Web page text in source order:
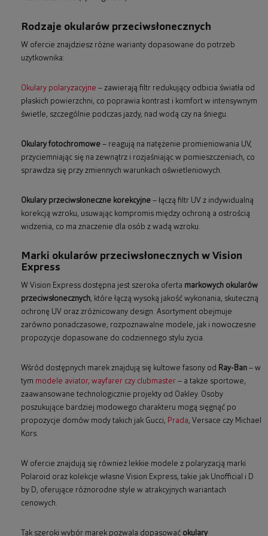
Rodzaje okularów przeciwsłonecznych
W ofercie znajdziesz różne warianty dopasowane do potrzeb
użytkownika:
Okulary polaryzacyjne – zawierają filtr redukujący odbicia światła od
płaskich powierzchni, co poprawia kontrast i komfort w intensywnym
świetle, szczególnie podczas jazdy, nad wodą czy na śniegu.
Okulary fotochromowe – reagują na natężenie promieniowania UV,
przyciemniając się na zewnątrz i rozjaśniając w pomieszczeniach, co
sprawdza się przy zmiennych warunkach oświetleniowych.
Okulary przeciwsłoneczne korekcyjne – łączą filtr UV z indywidualną
korekcją wzroku, usuwając kompromis między ochroną a ostrością
widzenia, co ma znaczenie dla osób z wadą wzroku.
Marki okularów przeciwsłonecznych w Vision
Express
W Vision Express dostępna jest szeroka oferta markowych okularów
przeciwsłonecznych, które łączą wysoką jakość wykonania, skuteczną
ochronę UV oraz zróżnicowany design. Asortyment obejmuje
zarówno ponadczasowe, rozpoznawalne modele, jak i nowoczesne
propozycje dopasowane do codziennego stylu życia.
Wśród dostępnych marek znajdują się kultowe fasony od Ray-Ban – w
tym modele aviator, wayfarer czy clubmaster – a także sportowe,
zaawansowane technologicznie projekty od Oakley. Osoby
poszukujące bardziej modowego charakteru mogą sięgnąć po
propozycje domów mody takich jak Gucci, Prada, Versace czy Michael
Kors.
W ofercie znajdują się również lekkie modele z polaryzacją marki
Polaroid oraz kolekcje własne Vision Express, takie jak Unofficial i D
by D, oferujące różnorodne style w atrakcyjnych wariantach
cenowych.
Tak szeroki wybór marek pozwala dopasować okulary